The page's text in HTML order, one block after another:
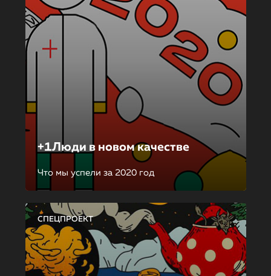
+1Люди в новом качестве
Что мы успели за 2020 год
СПЕЦПРОЕКТ